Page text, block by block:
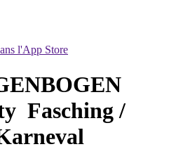
l'App Store
Fasching /